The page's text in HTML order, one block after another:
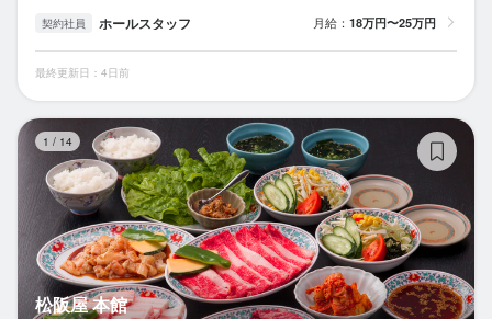
契約社員 ホールスタッフ 月給： 18万円〜25万円
最終更新日：4日前
1 / 14
松阪屋 本館